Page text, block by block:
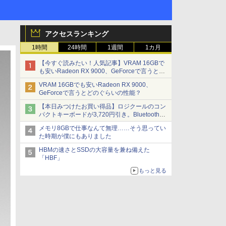
アクセスランキング
1時間 24時間 1週間 1カ月
【今すぐ読みたい！人気記事】VRAM 16GBで
も安いRadeon RX 9000、GeForceで言うとど
のぐらいの性能？ - PC Watch
VRAM 16GBでも安いRadeon RX 9000、
GeForceで言うとどのぐらいの性能？
【本日みつけたお買い得品】ロジクールのコン
パクトキーボードが3,720円引き。Bluetoothで3
台接続対応
メモリ8GBで仕事なんて無理……そう思ってい
た時期が僕にもありました
HBMの速さとSSDの大容量を兼ね備えた
「HBF」
もっと見る